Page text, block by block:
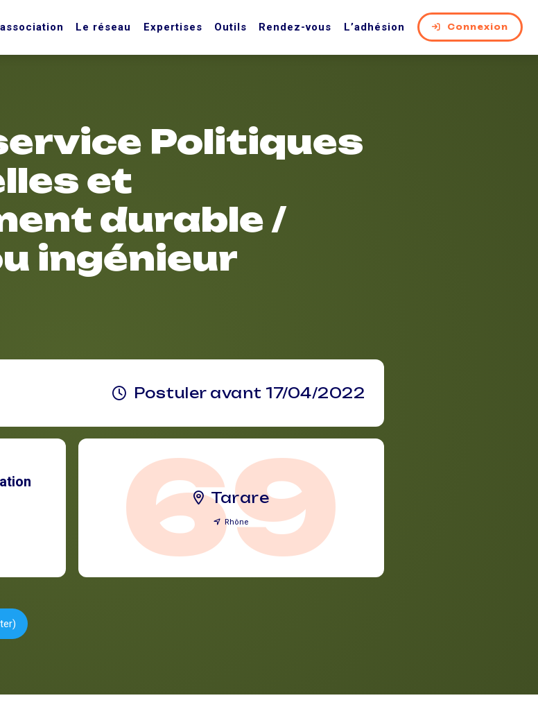
Le réseau Expertises Outils Rendez-vous L’adhésion Connexion
Politiques
et
durable /
ingénieur
Postuler avant 17/04/2022
69
Tarare
Rhône